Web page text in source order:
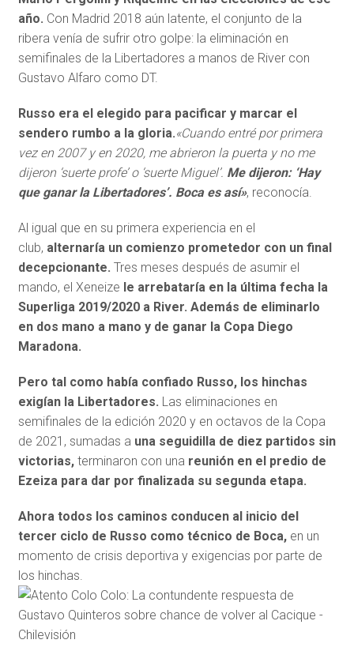
año. Con Madrid 2018 aún latente, el conjunto de la
ribera venía de sufrir otro golpe: la eliminación en
semifinales de la Libertadores a manos de River con
Gustavo Alfaro como DT.
Russo era el elegido para pacificar y marcar el
sendero rumbo a la gloria.«Cuando entré por primera
vez en 2007 y en 2020, me abrieron la puerta y no me
dijeron ‘suerte profe’ o ‘suerte Miguel’. Me dijeron: ‘Hay
que ganar la Libertadores’. Boca es así», reconocía.
Al igual que en su primera experiencia en el
club, alternaría un comienzo prometedor con un final
decepcionante. Tres meses después de asumir el
mando, el Xeneize le arrebataría en la última fecha la
Superliga 2019/2020 a River. Además de eliminarlo
en dos mano a mano y de ganar la Copa Diego
Maradona.
Pero tal como había confiado Russo, los hinchas
exigían la Libertadores. Las eliminaciones en
semifinales de la edición 2020 y en octavos de la Copa
de 2021, sumadas a una seguidilla de diez partidos sin
victorias, terminaron con una reunión en el predio de
Ezeiza para dar por finalizada su segunda etapa.
Ahora todos los caminos conducen al inicio del
tercer ciclo de Russo como técnico de Boca,en un
momento de crisis deportiva y exigencias por parte de
los hinchas.